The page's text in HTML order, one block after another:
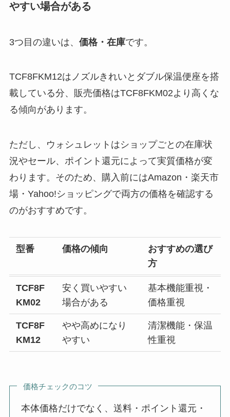
やすい場合がある
3つ目の違いは、 価格・在庫です。
TCF8FKM12はノズルきれいとダブル保温便座を搭
載している分、販売価格はTCF8FKM02より高くな
る傾向があります。
ただし、ウォシュレットはショップごとの在庫状
況やセール、ポイント還元によって実質価格が変
わります。そのため、購入前にはAmazon・楽天市
場・Yahoo!ショッピングで両方の価格を確認する
のがおすすめです。
型番 価格の傾向
おすすめの選び
方
TCF8F
KM02
安く買いやすい
場合がある
基本機能重視・
価格重視
TCF8F
KM12
やや高めになり
やすい
清潔機能・保温
性重視
価格チェックのコツ
本体価格だけでなく、送料・ポイント還元・